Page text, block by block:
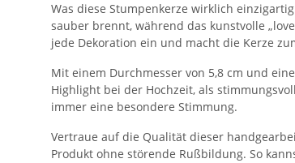
Was diese Stumpenkerze wirklich
sauber brennt, während das kunstvolle
jede Dekoration ein und macht die Kerze
Mit einem Durchmesser von 5,8 cm und
Highlight bei der Hochzeit, als
immer eine besondere Stimmung.
Vertraue auf die Qualität dieser
Produkt ohne störende Rußbildung. So